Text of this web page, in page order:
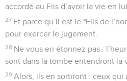
accordé au Fils d’avoir la vie en
27 Et parce qu’il est le *Fils de
pour exercer le jugement.
28 Ne vous en étonnez pas :
sont dans la tombe entendront la
29 Alors, ils en sortiront : ceux qui